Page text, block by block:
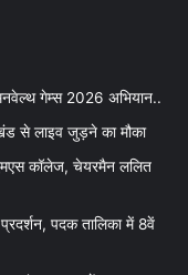
गेम्स 2026 अभियान..
से लाइव जुड़ने का मौका
कॉलेज, चेयरमैन ललित
पदक तालिका में 8वें